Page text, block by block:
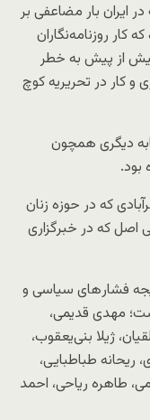
ایران بار مضاعفی بر
روزنامه‌نگاران
از پیش به خطر
و کار در تحریریه کوچ
دیگری همچون
بود.
که در حوزه زنان
اصل که در خبرگزاری
فشار‌های سیاسی و
مهدی قدیمی،
ژیلا بنی‌یعقوب،
طباطبایی،
طاهره ریاحی، احمد